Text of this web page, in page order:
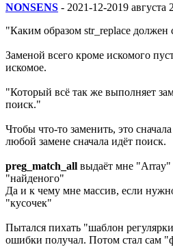
NONSENS - 2021-12-2019 августа
"Каким образом str_replace должен
Заменой всего кроме искомого
искомое.
"Который всё так же выполняет
поиск."
Чтобы что-то заменить, это
любой замене сначала идёт поиск.
preg_match_all выдаёт мне "Array"
"найденого"
Да и к чему мне массив, если
"кусочек"
Пытался пихать "шаблон
ошибки получал. Потом стал сам